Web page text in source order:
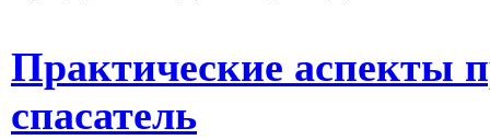
Практические аспекты
спасатель